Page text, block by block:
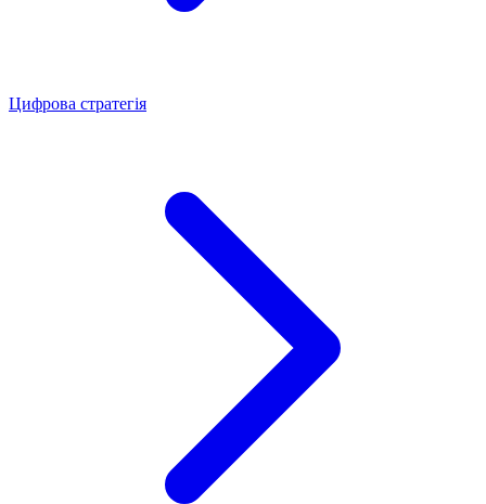
Цифрова стратегія